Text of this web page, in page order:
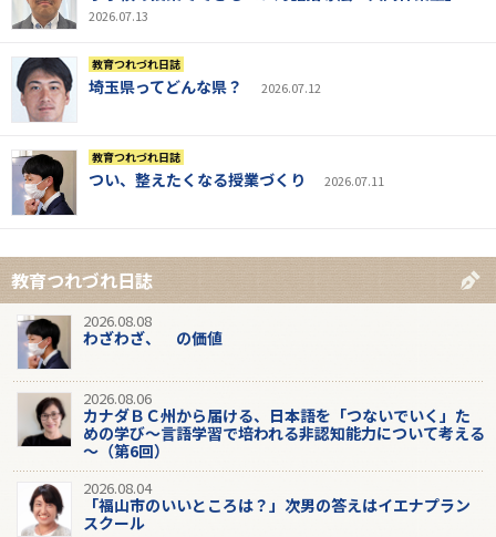
2026.07.13
教育つれづれ日誌
埼玉県ってどんな県？ 2026.07.12
教育つれづれ日誌
つい、整えたくなる授業づくり 2026.07.11
教育つれづれ日誌
2026.08.08
わざわざ、 の価値
2026.08.06
カナダＢＣ州から届ける、日本語を「つないでいく」た
めの学び～言語学習で培われる非認知能力について考える
～（第6回）
2026.08.04
「福山市のいいところは？」次男の答えはイエナプラン
スクール